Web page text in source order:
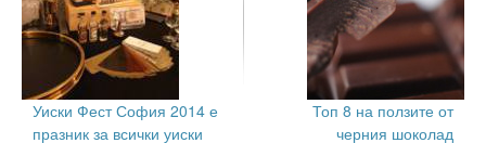
Уиски Фест София 2014 е
празник за всички уиски
Топ 8 на ползите от
черния шоколад